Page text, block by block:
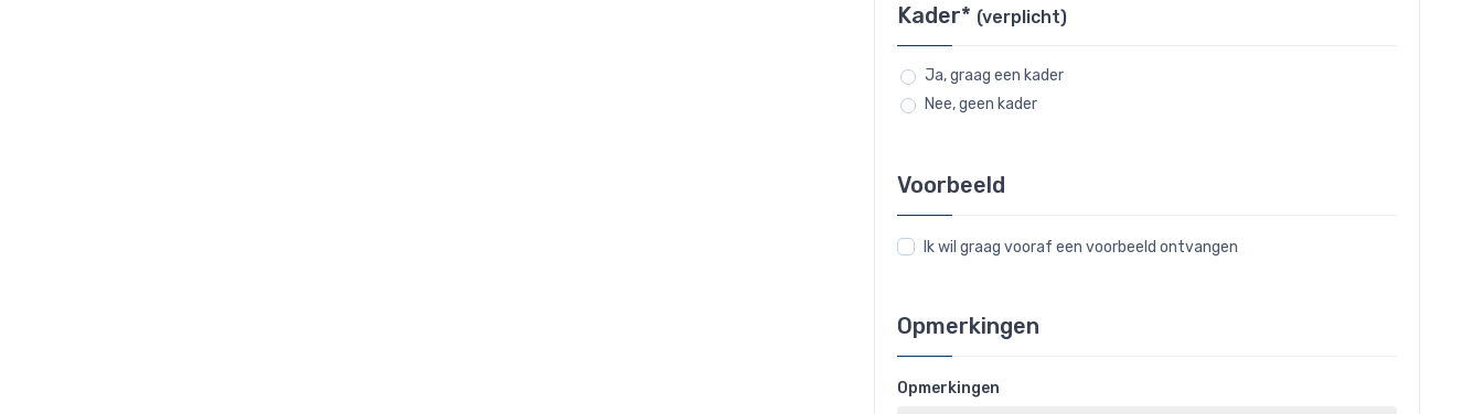
Kader* (verplicht)
Ja, graag een kader
Nee, geen kader
Voorbeeld
Ik wil graag vooraf een voorbeeld ontvangen
Opmerkingen
Opmerkingen